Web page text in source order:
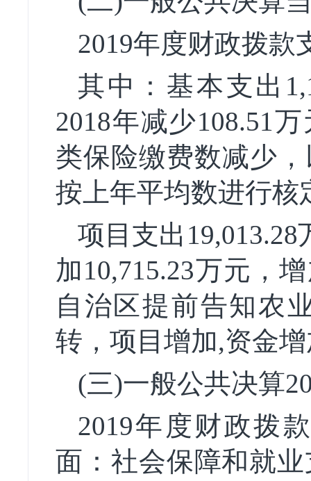
2019年度财政拨款
其中：基本支出
2018年减少108.51
类保险缴费数减少
按上年平均数进行核
项目支出
加10,715.23万元，
自治区提前告知农
转，项目增加,资金
(三)一般公共决算
2019年度财政拨
面：社会保障和就业